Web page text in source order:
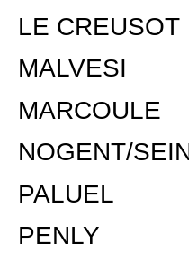
LE CREUSOT
MALVESI
MARCOULE
NOGENT/
PALUEL
PENLY